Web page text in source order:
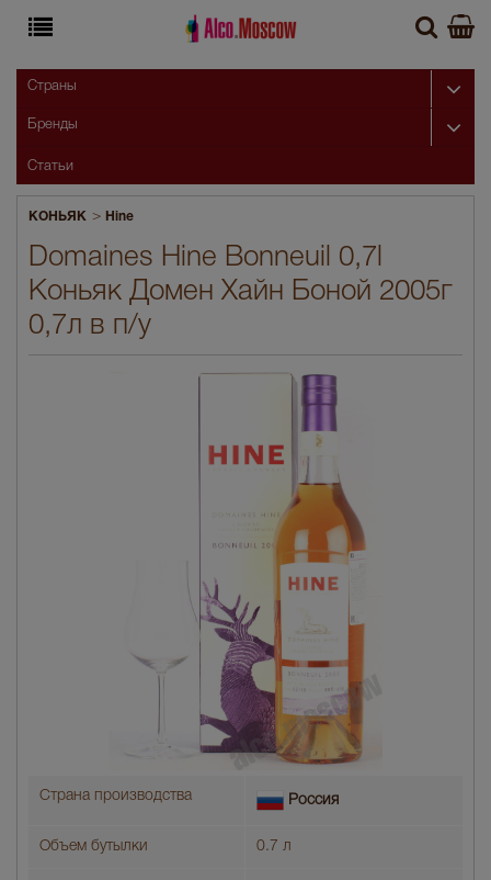
КОНЬЯК > Hine
Domaines Hine Bonneuil 0,7l
Коньяк Домен Хайн Боной 2005г
0,7л в п/у
Страна производства Россия
Объем бутылки 0.7 л
Страны
Бренды
Статьи